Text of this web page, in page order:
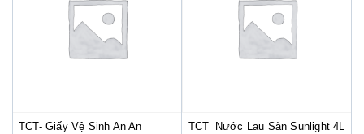
TCT- Giấy Vệ Sinh An An
TCT_Nước Lau Sàn Sunlight 4L